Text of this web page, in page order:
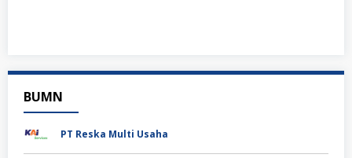
BUMN
PT Reska Multi Usaha